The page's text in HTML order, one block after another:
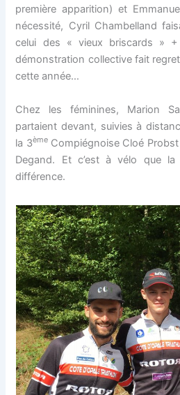
première apparition) et
nécessité, Cyril Chambelland
celui des « vieux briscards »
démonstration collective fait
cette année…
Chez les féminines, Marion
partaient devant, suivies à
la 3èmeCompiégnoise Cloé
Degand. Et c’est à vélo que
différence.